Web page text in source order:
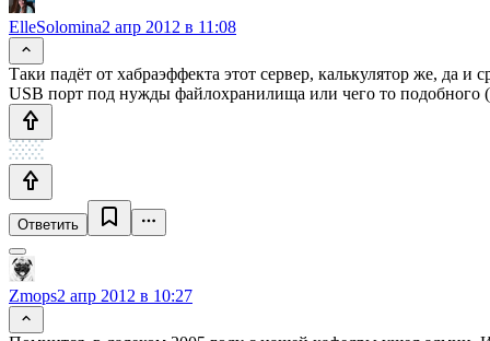
ElleSolomina2 апр 2012 в 11:08
Таки падёт от хабраэффекта этот сервер, калькулятор же,
USB порт под нужды файлохранилища или чего то
Ответить
Zmops2 апр 2012 в 10:27